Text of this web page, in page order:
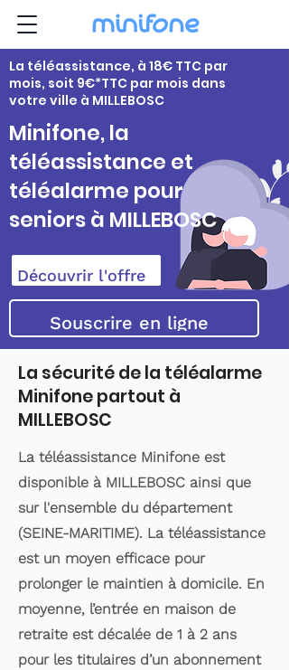
La téléassistance, à 18€ TTC par
mois, soit 9€*TTC par mois dans
votre ville à MILLEBOSC
Minifone, la
téléassistance et
téléalarme pour
seniors à MILLEBOSC
Découvrir l'offre
Souscrire en ligne
La sécurité de la téléalarme
Minifone partout à
MILLEBOSC
La téléassistance Minifone est
disponible à MILLEBOSC ainsi que
sur l'ensemble du département
(SEINE-MARITIME). La téléassistance
est un moyen efficace pour
prolonger le maintien à domicile. En
moyenne, l’entrée en maison de
retraite est décalée de 1 à 2 ans
pour les titulaires d’un abonnement